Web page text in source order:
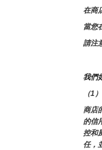
在商
當您
請注
我們
（1
商店
的信
控和
任，